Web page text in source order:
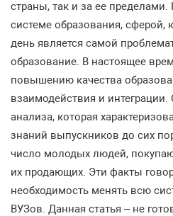
страны, так и за ее
системе образования, сферой,
день является самой
образование. В настоящее
повышению качества
взаимодействия и
анализа, которая
знаний выпускников до сих
число молодых людей,
их продающих. Эти факты
необходимость менять всю
ВУЗов. Данная статья – не